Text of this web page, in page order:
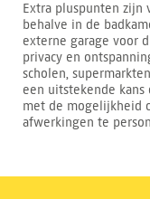
Extra pluspunten zijn
behalve in de
externe garage voor
privacy en
scholen,
een uitstekende
met de mogelijkheid
afwerkingen te